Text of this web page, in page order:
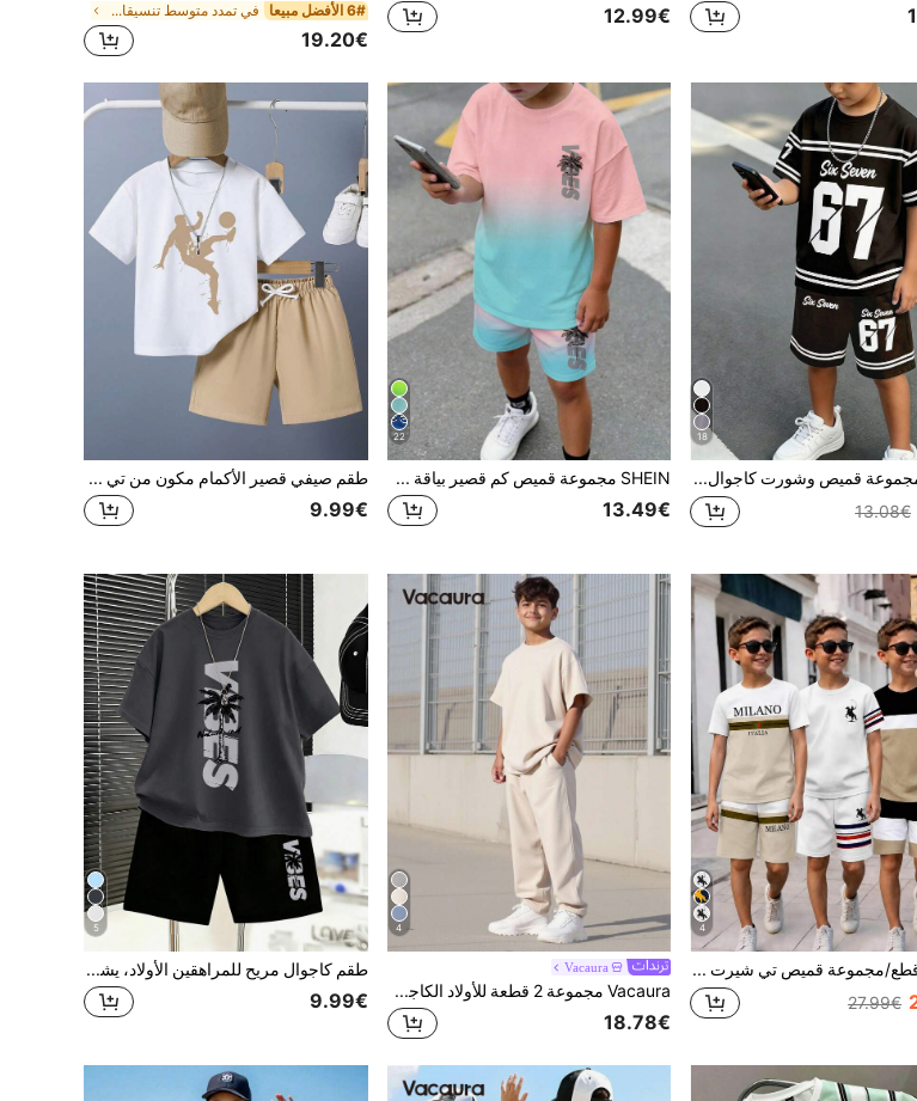
12.99€ 6# الأفضل مبيعا في تمدد متوسط تنسيقات تي شيرت للأولاد في سن ما قبل
19.20€
18
مجموعة قميص وشورت كاجوال للأولاد بطباعة رقم 67 وخطوط باللونين الأسود والأبيض، ملابس مريحة للارتداء اليومي في الربيع والصيف والخريف، 2 قطعة/مجموعة
13.08€
22
SHEIN مجموعة قميص كم قصير بياقة طاقم وشورت للأولاد المراهقين، ملابس كاجوال مريحة وعصرية، طباعة أيقونية بنمط تدرج الألوان الأزرق والوردي، وطباعة أشجار النخيل الشاطئية
13.49€
طقم صيفي قصير الأكمام مكون من تي شيرت وشورت مطبوع بطباعة كرتونية للأولاد المراهقين
9.99€
4
6 قطع/مجموعة قميص تي شيرت بأكمام قصيرة وشورت جيب للأولاد المراهقين مطبوع عليه خطوط، فارس، وحروف
27.99€
4
Vacaura
Vacaura مجموعة 2 قطعة للأولاد الكاجوال ،ملابس علوية بياقة دائرية أوفرسايز مع أكتاف منسدلة وأساور واسعة ،بنطال ساق مستقيم بسيط ، قماش مريح مناسب للصيف والخريف
18.78€
5
طقم كاجوال مريح للمراهقين الأولاد، يشمل تي شيرت بطبعة حرف وشجرة النخيل + شورت، صيفي
9.99€